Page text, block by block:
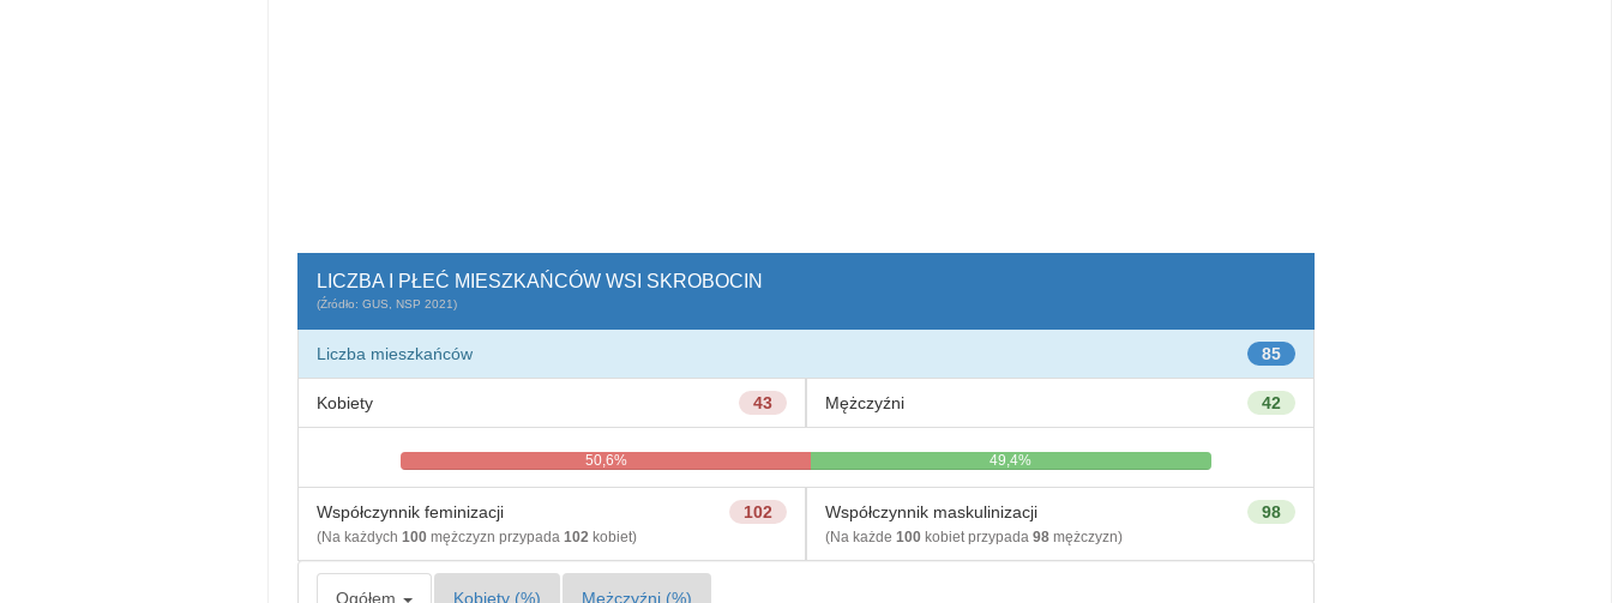
LICZBA I PŁEĆ MIESZKAŃCÓW WSI SKROBOCIN
(Źródło: GUS, NSP 2021)
85
Liczba mieszkańców
43
Kobiety 42
Mężczyźni
50,6% 49,4%
102
Współczynnik feminizacji
(Na każdych 100mężczyzn przypada 102kobiet)
98
Współczynnik maskulinizacji
(Na każde 100kobiet przypada 98mężczyzn)
Ogółem Kobiety (%) Mężczyźni (%)